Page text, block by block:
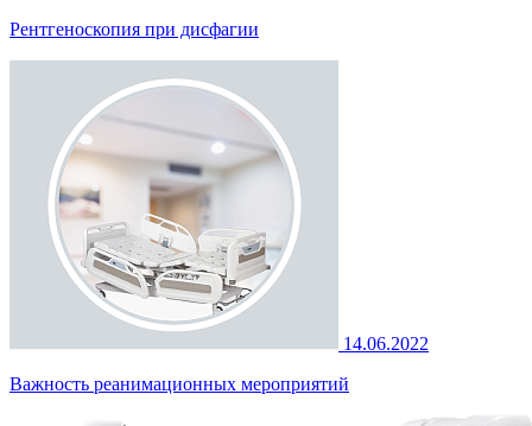
Рентгеноскопия при дисфагии
14.06.2022
Важность реанимационных мероприятий